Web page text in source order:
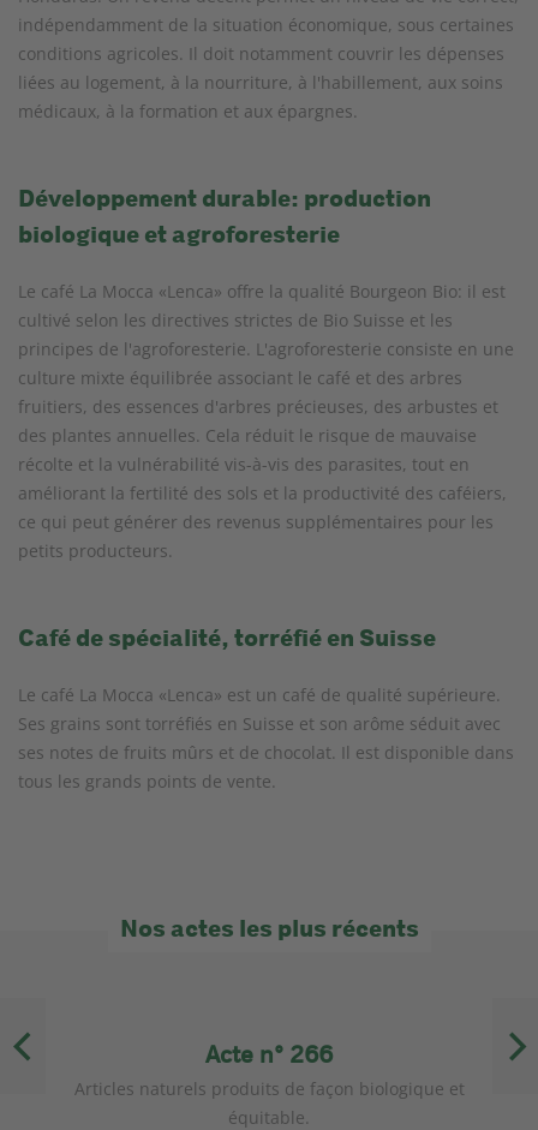
indépendamment de la situation économique, sous certaines
conditions agricoles. Il doit notamment couvrir les dépenses
liées au logement, à la nourriture, à l'habillement, aux soins
médicaux, à la formation et aux épargnes.
Développement durable: production
biologique et agroforesterie
Le café La Mocca «Lenca» offre la qualité Bourgeon Bio: il est
cultivé selon les directives strictes de Bio Suisse et les
principes de l'agroforesterie. L'agroforesterie consiste en une
culture mixte équilibrée associant le café et des arbres
fruitiers, des essences d'arbres précieuses, des arbustes et
des plantes annuelles. Cela réduit le risque de mauvaise
récolte et la vulnérabilité vis-à-vis des parasites, tout en
améliorant la fertilité des sols et la productivité des caféiers,
ce qui peut générer des revenus supplémentaires pour les
petits producteurs.
Café de spécialité, torréfié en Suisse
Le café La Mocca «Lenca» est un café de qualité supérieure.
Ses grains sont torréfiés en Suisse et son arôme séduit avec
ses notes de fruits mûrs et de chocolat. Il est disponible dans
tous les grands points de vente.
Nos actes les plus récents
Acte n° 266
Articles naturels produits de façon biologique et
équitable.